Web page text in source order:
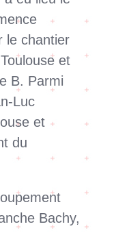
le chantier
et
B. Parmi
Luc
et
du
Bachy,